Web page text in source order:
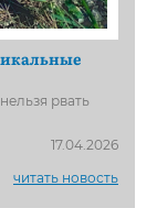
рвать
17.04.2026
читать новость